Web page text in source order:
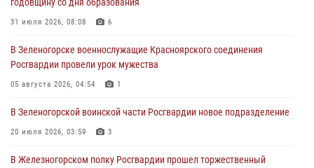
03 августа 2026, 13:09
годовщину со дня образования
31 июля 2026, 08:08
годовщину со дня образования
31 июля 2026, 08:08 6
В Зеленогорске военнослужащие Красноярского соединения
Росгвардии провели урок мужества
05 августа 2026, 04:54 1
В Зеленогорской воинской части Росгвардии новое подразделение
20 июля 2026, 03:59 3
В Железногорском полку Росгвардии прошел торжественный